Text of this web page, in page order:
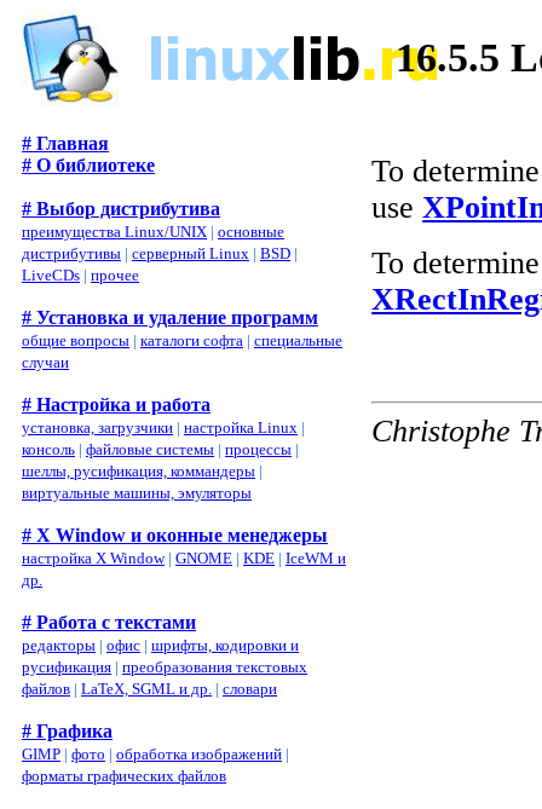
# Главная
# О библиотеке
# Выбор дистрибутива
преимущества Linux/UNIX | основные
дистрибутивы | серверный Linux | BSD |
LiveCDs | прочее
# Установка и удаление программ
общие вопросы | каталоги софта | специальные
случаи
# Настройка и работа
установка, загрузчики | настройка Linux |
консоль | файловые системы | процессы |
шеллы, русификация, коммандеры |
виртуальные машины, эмуляторы
# X Window и оконные менеджеры
настройка X Window| GNOME | KDE | IceWM и
др.
# Работа с текстами
редакторы | офис | шрифты, кодировки и
русификация | преобразования текстовых
файлов | LaTeX, SGML и др. | словари
# Графика
GIMP | фото | обработка изображений |
форматы графических файлов
16.5.5
To
use
To
Christophe